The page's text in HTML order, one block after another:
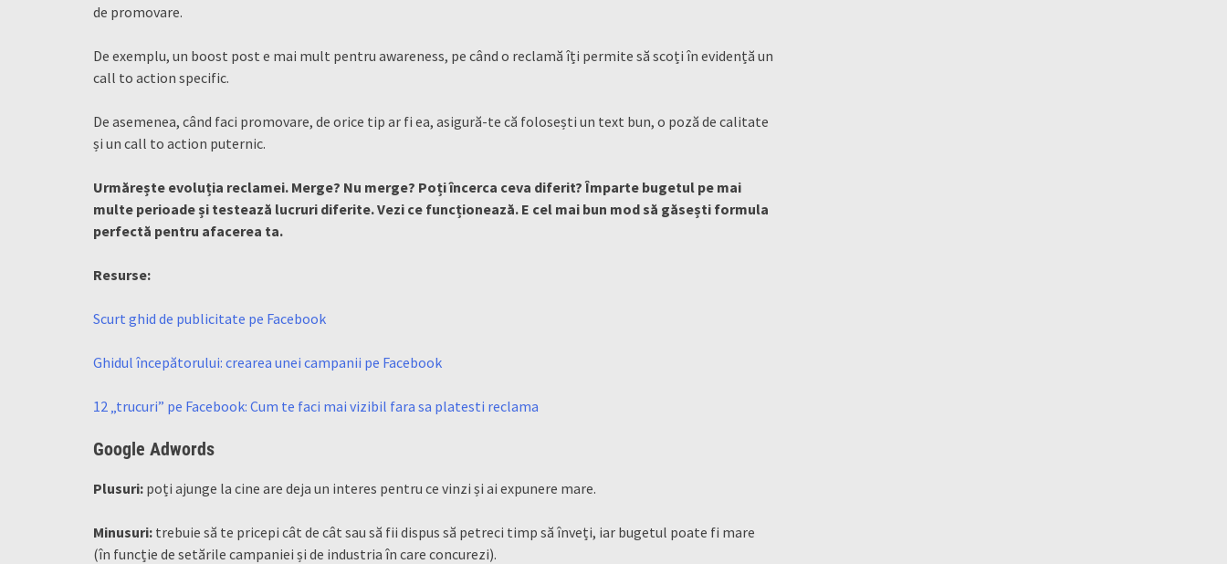
de promovare.
De exemplu, un boost post e mai mult pentru awareness, pe când o reclamă îți permite să scoți în evidență un
call to action specific.
De asemenea, când faci promovare, de orice tip ar fi ea, asigură-te că folosești un text bun, o poză de calitate
și un call to action puternic.
Urmărește evoluția reclamei. Merge? Nu merge? Poți încerca ceva diferit? Împarte bugetul pe mai
multe perioade și testează lucruri diferite. Vezi ce funcționează. E cel mai bun mod să găsești formula
perfectă pentru afacerea ta.
Resurse:
Scurt ghid de publicitate pe Facebook
Ghidul începătorului: crearea unei campanii pe Facebook
12 „trucuri” pe Facebook: Cum te faci mai vizibil fara sa platesti reclama
Google Adwords
Plusuri: poți ajunge la cine are deja un interes pentru ce vinzi și ai expunere mare.
Minusuri: trebuie să te pricepi cât de cât sau să fii dispus să petreci timp să înveți, iar bugetul poate fi mare
(în funcție de setările campaniei și de industria în care concurezi).